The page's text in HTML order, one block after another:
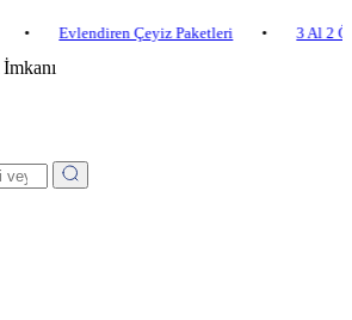
Evlendiren Çeyiz Paketleri • 3 Al 2 Öde •
İmkanı